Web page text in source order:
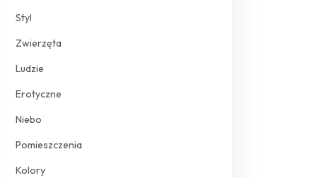
Styl
Zwierzęta
Ludzie
Erotyczne
Niebo
Pomieszczenia
Kolory